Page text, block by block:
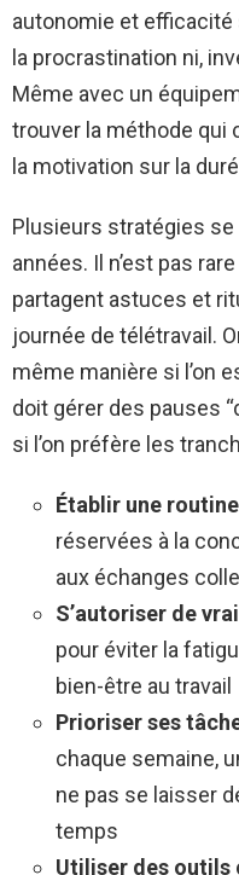
autonomie et efficacité
la procrastination ni,
Même avec un
trouver la méthode qui
la motivation sur la
Plusieurs stratégies
années. Il n’est pas
partagent astuces et
journée de télétravail.
même manière si l’on
doit gérer des pauses
si l’on préfère les
Établir une routine
réservées à la
aux échanges
S’autoriser de
pour éviter la
bien-être au travail
Prioriser ses
chaque semaine,
ne pas se laisser
temps
Utiliser des